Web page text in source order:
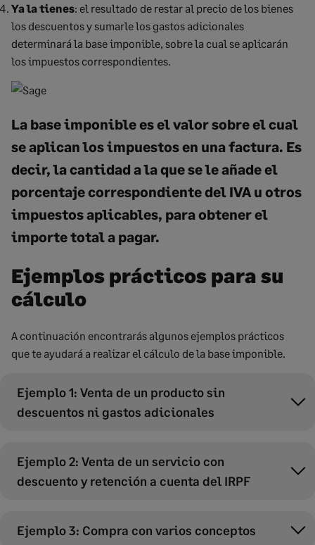
Ya la tienes: el resultado de restar al precio de los bienes
los descuentos y sumarle los gastos adicionales
determinará la base imponible, sobre la cual se aplicarán
los impuestos correspondientes.
La base imponible es el valor sobre el cual
se aplican los impuestos en una factura. Es
decir, la cantidad a la que se le añade el
porcentaje correspondiente del IVA u otros
impuestos aplicables, para obtener el
importe total a pagar.
Ejemplos prácticos para su
cálculo
A continuación encontrarás algunos ejemplos prácticos
que te ayudará a realizar el cálculo de la base imponible.
Ejemplo 1: Venta de un producto sin
descuentos ni gastos adicionales
Ejemplo 2: Venta de un servicio con
descuento y retención a cuenta del IRPF
Ejemplo 3: Compra con varios conceptos